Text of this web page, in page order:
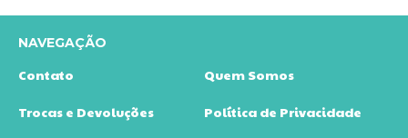
NAVEGAÇÃO
Contato Quem Somos
Trocas e Devoluções Política de Privacidade